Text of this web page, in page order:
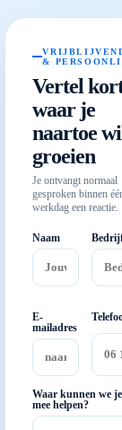
&
Vertel
waar je
naartoe
groeien
Je ontvangt normaal
gesproken binnen
werkdag een reactie.
Naam
E-
mailadres
Waar kunnen we je
mee helpen?